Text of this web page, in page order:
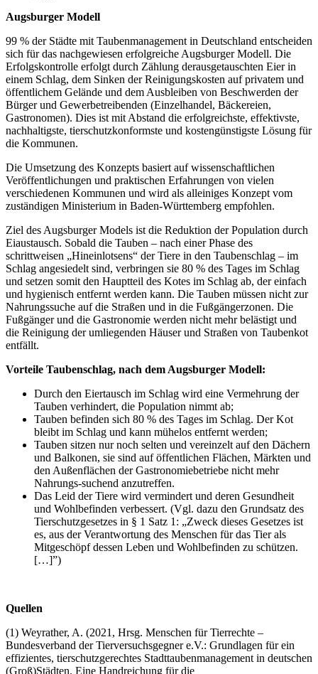
Augsburger Modell
99 % der Städte mit Taubenmanagement in Deutschland entscheiden
sich für das nachgewiesen erfolgreiche Augsburger Modell. Die
Erfolgskontrolle erfolgt durch Zählung derausgetauschten Eier in
einem Schlag, dem Sinken der Reinigungskosten auf privatem und
öffentlichem Gelände und dem Ausbleiben von Beschwerden der
Bürger und Gewerbetreibenden (Einzelhandel, Bäckereien,
Gastronomen). Dies ist mit Abstand die erfolgreichste, effektivste,
nachhaltigste, tierschutzkonformste und kostengünstigste Lösung für
die Kommunen.
Die Umsetzung des Konzepts basiert auf wissenschaftlichen
Veröffentlichungen und praktischen Erfahrungen von vielen
verschiedenen Kommunen und wird als alleiniges Konzept vom
zuständigen Ministerium in Baden-Württemberg empfohlen.
Ziel des Augsburger Models ist die Reduktion der Population durch
Eiaustausch. Sobald die Tauben – nach einer Phase des
schrittweisen „Hineinlotsens“ der Tiere in den Taubenschlag – im
Schlag angesiedelt sind, verbringen sie 80 % des Tages im Schlag
und setzen somit den Hauptteil des Kotes im Schlag ab, der einfach
und hygienisch entfernt werden kann. Die Tauben müssen nicht zur
Nahrungssuche auf die Straßen und in die Fußgängerzonen. Die
Fußgänger und die Gastronomie werden nicht mehr belästigt und
die Reinigung der umliegenden Häuser und Straßen von Taubenkot
entfällt.
Vorteile Taubenschlag, nach dem Augsburger Modell:
Durch den Eiertausch im Schlag wird eine Vermehrung der
Tauben verhindert, die Population nimmt ab;
Tauben befinden sich 80 % des Tages im Schlag. Der Kot
bleibt im Schlag und kann mühelos entfernt werden;
Tauben sitzen nur noch selten und vereinzelt auf den Dächern
und Balkonen, sie sind auf öffentlichen Flächen, Märkten und
den Außenflächen der Gastronomiebetriebe nicht mehr
Nahrungs-suchend anzutreffen.
Das Leid der Tiere wird vermindert und deren Gesundheit
und Wohlbefinden verbessert. (Vgl. dazu den Grundsatz des
Tierschutzgesetzes in § 1 Satz 1: „Zweck dieses Gesetzes ist
es, aus der Verantwortung des Menschen für das Tier als
Mitgeschöpf dessen Leben und Wohlbefinden zu schützen.
[…]”)
Quellen
(1) Weyrather, A. (2021, Hrsg. Menschen für Tierrechte –
Bundesverband der Tierversuchsgegner e.V.: Grundlagen für ein
effizientes, tierschutzgerechtes Stadttaubenmanagement in deutschen
(Groß)Städten. Eine Handreichung für die